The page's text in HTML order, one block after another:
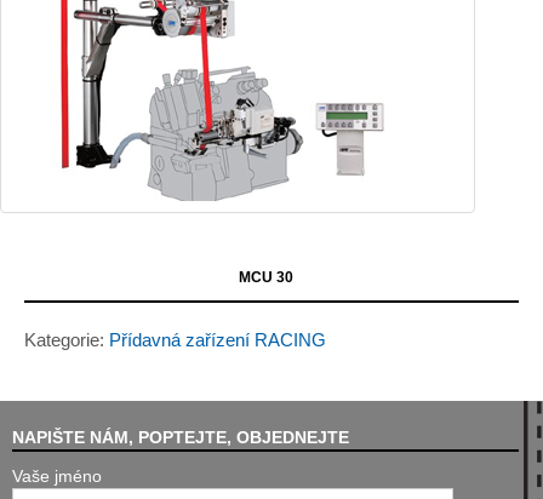
MCU 30
Kategorie: Přídavná zařízení RACING
NAPIŠTE NÁM, POPTEJTE, OBJEDNEJTE
Vaše jméno